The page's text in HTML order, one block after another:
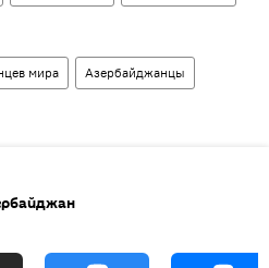
мира Азербайджанцы